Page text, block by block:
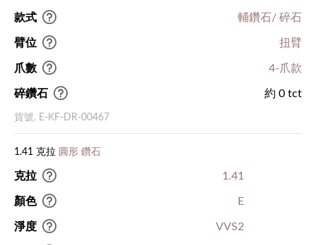
款式 輔鑽石/ 碎石
臂位 扭臂
爪數 4-爪款
碎鑽石 約 0 tct
貨號. E-KF-DR-00467
1.41 克拉 圓形 鑽石
克拉 1.41
顏色 E
淨度 VVS2